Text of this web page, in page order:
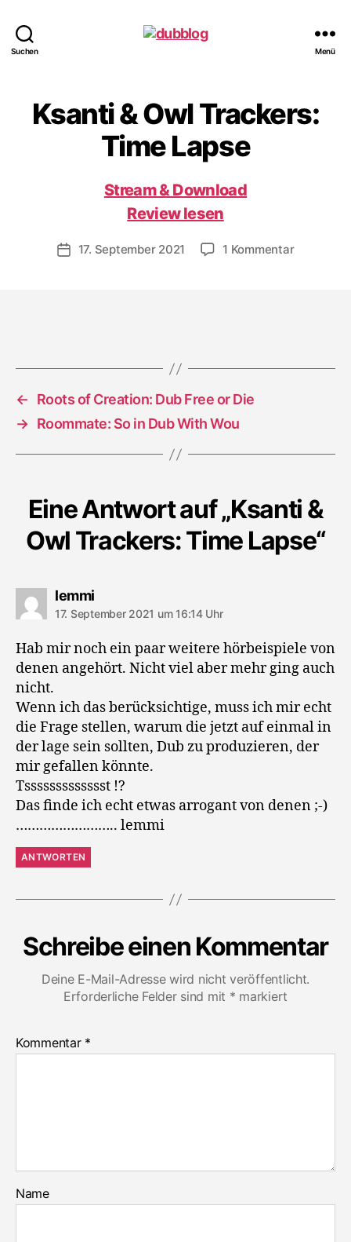
Suchen Menü
Ksanti & Owl Trackers:
Time Lapse
Stream & Download
Review lesen
Veröffentlichungsdatum
17. September 2021 1 Kommentarzu
←
Roots of Creation: Dub Free or Die
→ Roommate: So in Dub With Wou
Eine Antwort auf „Ksanti &
Owl Trackers: Time Lapse“
lemmisagt:
17. September 2021 um 16:14 Uhr
Hab mir noch ein paar weitere hörbeispiele von
denen angehört. Nicht viel aber mehr ging auch
nicht.
Wenn ich das berücksichtige, muss ich mir echt
die Frage stellen, warum die jetzt auf einmal in
der lage sein sollten, Dub zu produzieren, der
mir gefallen könnte.
Tssssssssssssst !?
Das finde ich echt etwas arrogant von denen ;-)
…………………….. lemmi
ANTWORTEN
Schreibe einen Kommentar
Deine E-Mail-Adresse wird nicht veröffentlicht.
Erforderliche Felder sind mit * markiert
Kommentar *
Name